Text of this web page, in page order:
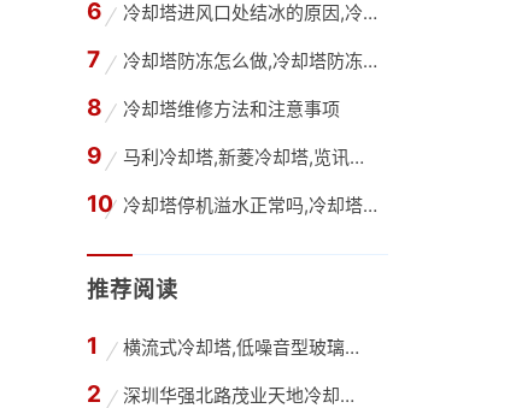
冷却塔进风口处结冰的原因,冷却塔进风口处结冰
冷却塔防冻怎么做,冷却塔防冻方法
冷却塔维修方法和注意事项
马利冷却塔,新菱冷却塔,览讯冷却塔,良机冷却塔
冷却塔停机溢水正常吗,冷却塔溢流现象是怎么回
推荐阅读
横流式冷却塔,低噪音型玻璃钢冷却塔
深圳华强北路茂业天地冷却塔噪音排放超标噪声